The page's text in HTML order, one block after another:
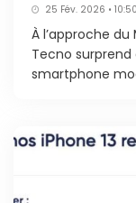
25 Fév. 2026 • 10:50
À l’approche
Tecno
smartphone